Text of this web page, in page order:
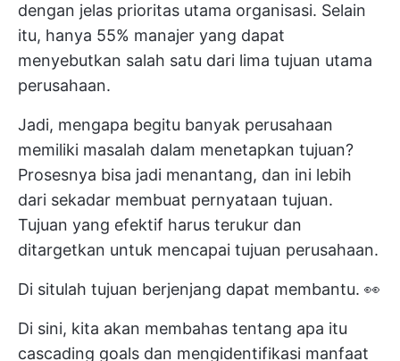
dengan jelas prioritas utama organisasi. Selain
itu, hanya 55% manajer yang dapat
menyebutkan salah satu dari lima tujuan utama
perusahaan.
Jadi, mengapa begitu banyak perusahaan
memiliki masalah dalam menetapkan tujuan?
Prosesnya bisa jadi menantang, dan ini lebih
dari sekadar membuat pernyataan tujuan.
Tujuan yang efektif harus terukur dan
ditargetkan untuk mencapai tujuan perusahaan.
Di situlah tujuan berjenjang dapat membantu. 👀
Di sini, kita akan membahas tentang apa itu
cascading goals dan mengidentifikasi manfaat